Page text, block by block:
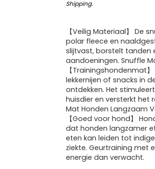
Shipping.
【Veilig Materiaal】 De
polar fleece en
slijtvast, borstelt tanden
aandoeningen. Snuffle
【Trainingshondenmat
lekkernijen of snacks in
ontdekken. Het
huisdier en versterkt het
Mat Honden Langzaam
【Goed voor hond】
dat honden langzamer
eten kan leiden tot
ziekte. Geurtraining met
energie dan verwacht.